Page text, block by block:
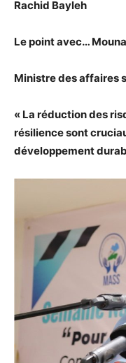
Rachid Bayleh
Le point avec…
Ministre des affaires
« La réduction des
résilience sont
développement